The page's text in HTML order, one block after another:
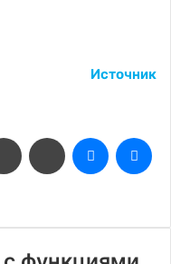
Источник
ВконтактеОдноклассники
Messenger